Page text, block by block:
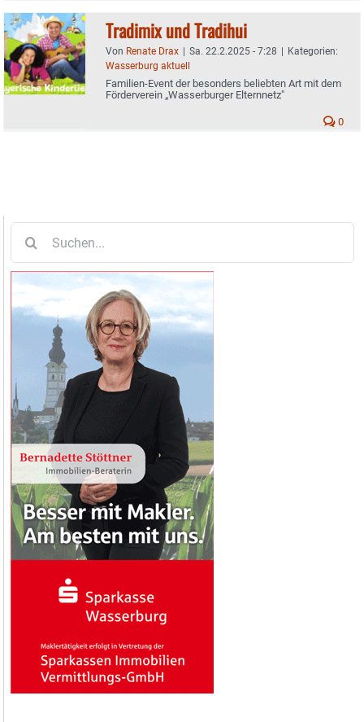
Tradimix und Tradihui
Von Renate Drax | Sa. 22.2.2025 - 7:28 | Kategorien:
Wasserburg aktuell
Familien-Event der besonders beliebten Art mit dem
Förderverein „Wasserburger Elternnetz"
0
nach: